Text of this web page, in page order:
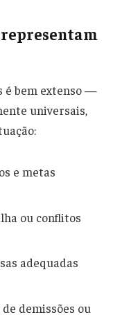
é bem extenso —
universais,
e metas
ou conflitos
adequadas
demissões ou